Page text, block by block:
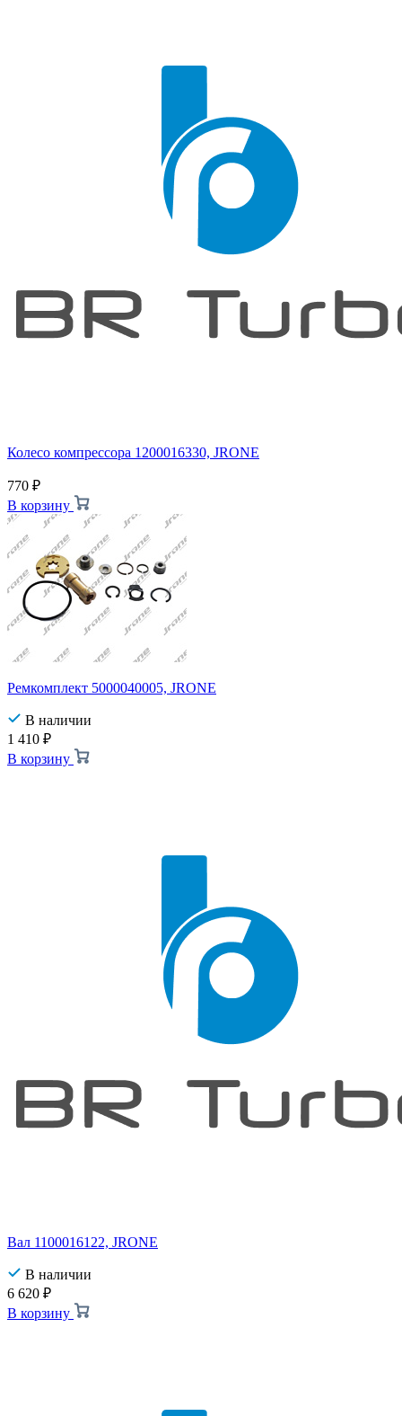
Колесо компрессора 1200016330, JRONE
770 ₽
В корзину
Ремкомплект 5000040005, JRONE
В наличии
1 410 ₽
В корзину
Вал 1100016122, JRONE
В наличии
6 620 ₽
В корзину